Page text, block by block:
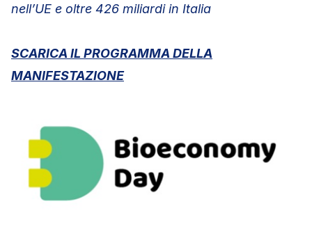
nell’UE e oltre 426 miliardi in Italia
SCARICA IL PROGRAMMA DELLA
MANIFESTAZIONE